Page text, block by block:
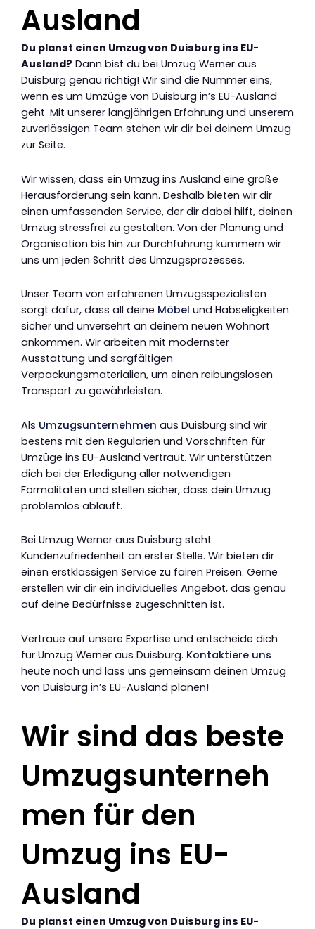
Ausland
Du planst einen Umzug von Duisburg ins EU-
Ausland? Dann bist du bei Umzug Werner aus
Duisburg genau richtig! Wir sind die Nummer eins,
wenn es um Umzüge von Duisburg in’s EU-Ausland
geht. Mit unserer langjährigen Erfahrung und unserem
zuverlässigen Team stehen wir dir bei deinem Umzug
zur Seite.
Wir wissen, dass ein Umzug ins Ausland eine große
Herausforderung sein kann. Deshalb bieten wir dir
einen umfassenden Service, der dir dabei hilft, deinen
Umzug stressfrei zu gestalten. Von der Planung und
Organisation bis hin zur Durchführung kümmern wir
uns um jeden Schritt des Umzugsprozesses.
Unser Team von erfahrenen Umzugsspezialisten
sorgt dafür, dass all deine Möbel und Habseligkeiten
sicher und unversehrt an deinem neuen Wohnort
ankommen. Wir arbeiten mit modernster
Ausstattung und sorgfältigen
Verpackungsmaterialien, um einen reibungslosen
Transport zu gewährleisten.
Als Umzugsunternehmen aus Duisburg sind wir
bestens mit den Regularien und Vorschriften für
Umzüge ins EU-Ausland vertraut. Wir unterstützen
dich bei der Erledigung aller notwendigen
Formalitäten und stellen sicher, dass dein Umzug
problemlos abläuft.
Bei Umzug Werner aus Duisburg steht
Kundenzufriedenheit an erster Stelle. Wir bieten dir
einen erstklassigen Service zu fairen Preisen. Gerne
erstellen wir dir ein individuelles Angebot, das genau
auf deine Bedürfnisse zugeschnitten ist.
Vertraue auf unsere Expertise und entscheide dich
für Umzug Werner aus Duisburg. Kontaktiere uns
heute noch und lass uns gemeinsam deinen Umzug
von Duisburg in’s EU-Ausland planen!
Wir sind das beste
Umzugsunterneh
men für den
Umzug ins EU-
Ausland
Du planst einen Umzug von Duisburg ins EU-